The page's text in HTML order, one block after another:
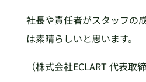
社長や責任者がスタッフの
は素晴らしいと思います。
（株式会社ECLART 代表取